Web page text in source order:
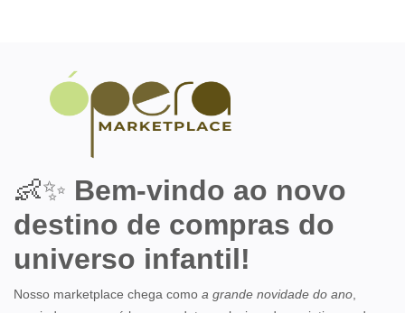
👶✨ Bem-vindo ao novo
destino de compras do
universo infantil!
Nosso marketplace chega como a grande novidade do ano